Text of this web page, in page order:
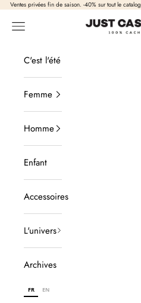
Passer au contenu
Ventes privées fin de saison. -40% sur tout le
Just Cashmere
Ouvrir la navigation
C'est l'été
Femme
Homme
Enfant
Accessoires
L'univers
Archives
FR EN